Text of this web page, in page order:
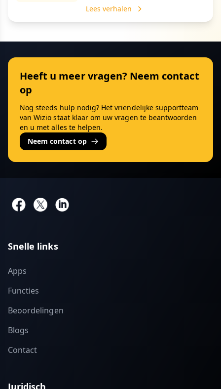
Lees verhalen
Heeft u meer vragen? Neem contact
op
Nog steeds hulp nodig? Het vriendelijke supportteam
van Wizio staat klaar om uw vragen te beantwoorden
en u met alles te helpen.
Neem contact op
Snelle links
Apps
Functies
Beoordelingen
Blogs
Contact
Juridisch